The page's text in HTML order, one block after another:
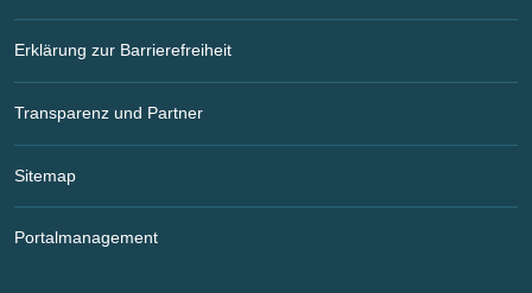
Erklärung zur Barrierefreiheit
Transparenz und Partner
Sitemap
Portalmanagement